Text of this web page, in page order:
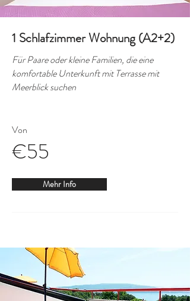
1 Schlafzimmer Wohnung (A2+2)
Für Paare oder kleine Familien, die eine
komfortable Unterkunft mit Terrasse mit
Meerblick suchen
Von
€55
Mehr Info